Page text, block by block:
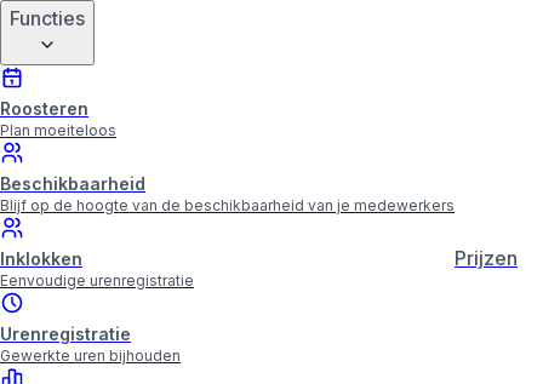
Functies
Roosteren
Plan moeiteloos
Beschikbaarheid
Blijf op de hoogte van de beschikbaarheid van je medewerkers
Inklokken
Eenvoudige urenregistratie
Urenregistratie
Gewerkte uren bijhouden
Prijzen